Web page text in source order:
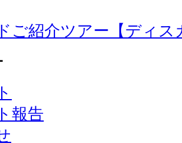
ご紹介ツアー【ディス
報告